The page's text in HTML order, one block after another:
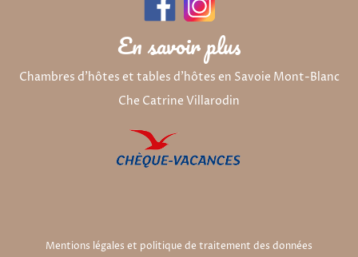
En savoir plus
Chambres d'hôtes et tables d'hôtes en Savoie Mont-Blanc
Che Catrine Villarodin
Mentions légales et politique de traitement des données